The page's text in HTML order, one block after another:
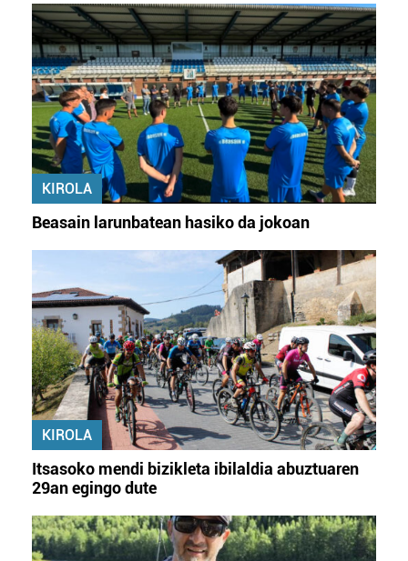
KIROLA
Beasain larunbatean hasiko da jokoan
KIROLA
Itsasoko mendi bizikleta ibilaldia abuztuaren
29an egingo dute